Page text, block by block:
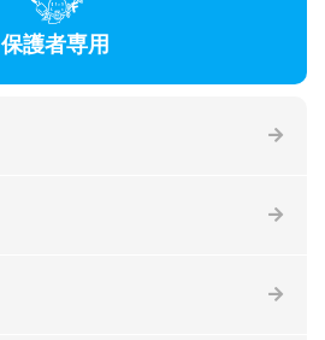
保護者専用